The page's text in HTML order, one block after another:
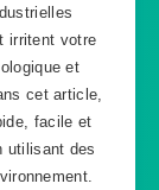
irritent votre
et
cet article,
facile et
utilisant des